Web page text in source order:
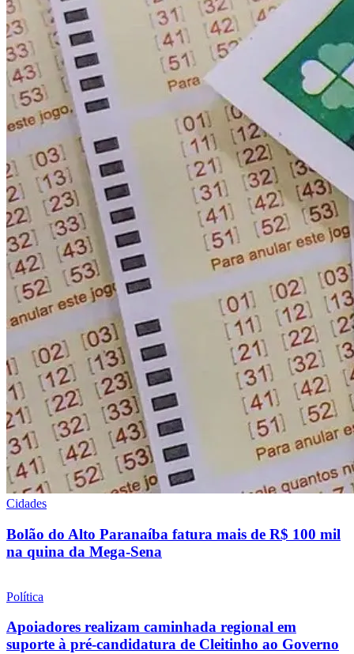
Cidades
Bolão do Alto Paranaíba fatura mais de R$ 100 mil
na quina da Mega-Sena
Política
Apoiadores realizam caminhada regional em
suporte à pré-candidatura de Cleitinho ao Governo